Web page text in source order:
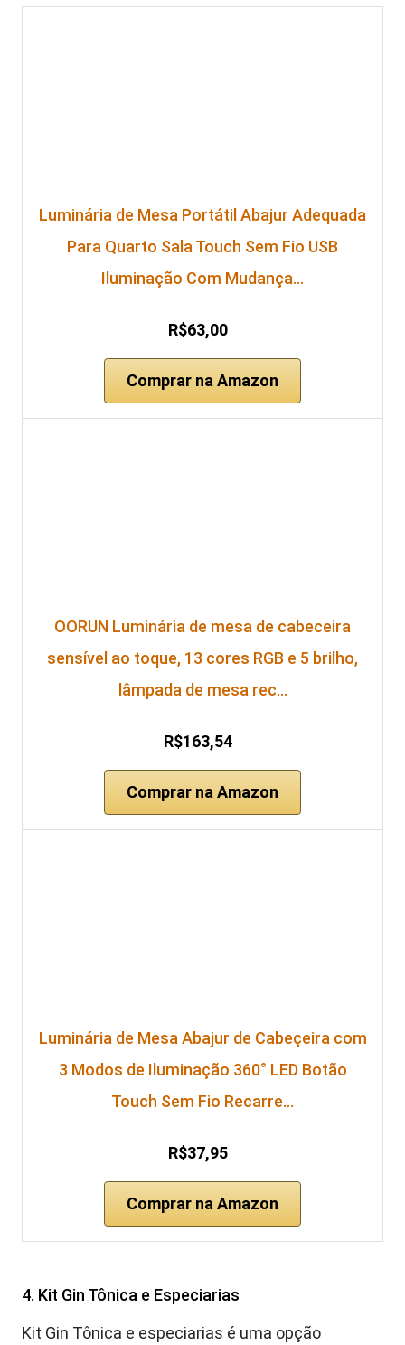
Luminária de Mesa Portátil Abajur Adequada
Para Quarto Sala Touch Sem Fio USB
Iluminação Com Mudança…
R$63,00
Comprar na Amazon
OORUN Luminária de mesa de cabeceira
sensível ao toque, 13 cores RGB e 5 brilho,
lâmpada de mesa rec…
R$163,54
Comprar na Amazon
Luminária de Mesa Abajur de Cabeçeira com
3 Modos de Iluminação 360° LED Botão
Touch Sem Fio Recarre…
R$37,95
Comprar na Amazon
4. Kit Gin Tônica e Especiarias
Kit Gin Tônica e especiarias é uma opção